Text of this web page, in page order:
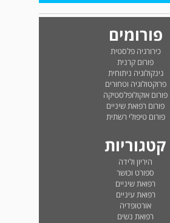
פורומים
כירורגיה פלסטית
פורום קרנית
גינקולוגיה ניתוחית
פרוקטולוגיה וטחורים
פורום אוקולופלסטיקה
פורום רפואת שיניים
פורום טיפולי רשתית
קטגוריות
היריון ולידה
ספורט וכושר
רפואת שיניים
רפואת עיניים
אורטופדיה
רפואת נשים